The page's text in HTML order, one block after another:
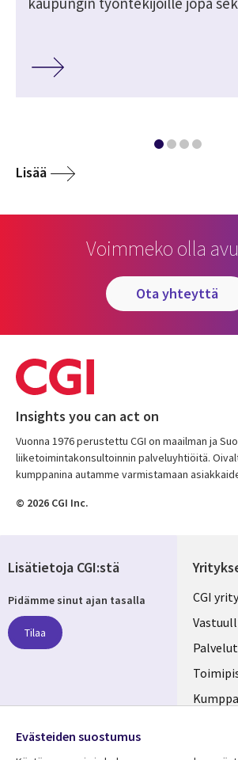
Lisää
Voimmeko olla
ota yhteyttä
Insights you can act on
Vuonna 1976 perustettu CGI on maailman ja
liiketoimintakonsultoinnin palveluyhtiöitä.
kumppanina autamme varmistamaan
© 2026 CGI Inc.
links
CGI
Palvelut
Lisätietoja CGI:stä
Pidämme sinut ajan tasalla
Tilaa
Evästeiden suostumus